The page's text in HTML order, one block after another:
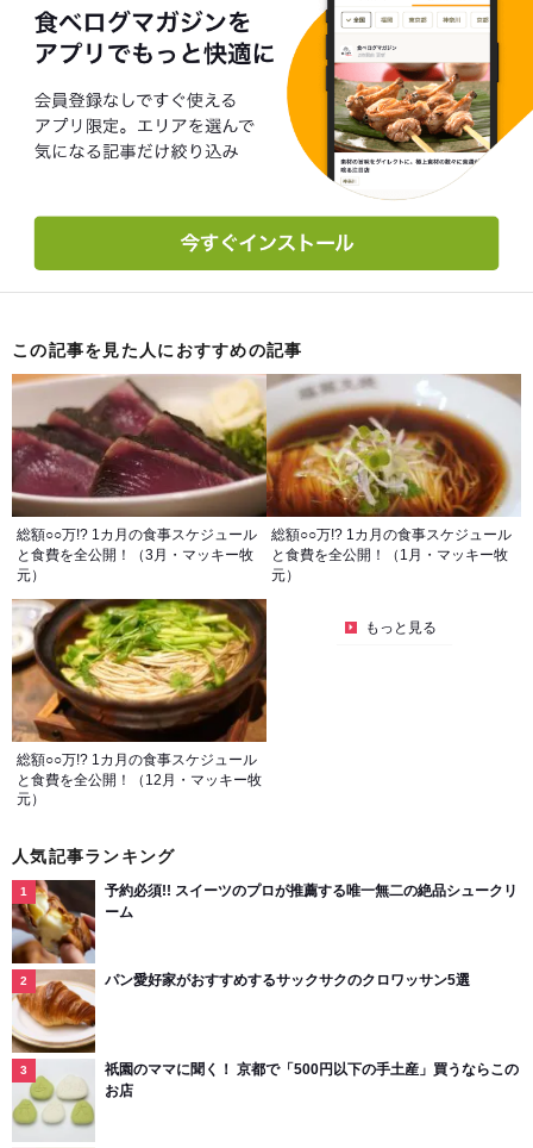
この記事を見た人におすすめの記事
総額○○万!? 1カ月の食事スケジュール
と食費を全公開！（3月・マッキー牧
元）
総額○○万!? 1カ月の食事スケジュール
と食費を全公開！（1月・マッキー牧
元）
総額○○万!? 1カ月の食事スケジュール
と食費を全公開！（12月・マッキー牧
元）
もっと見る
人気記事ランキング
予約必須!! スイーツのプロが推薦する唯一無二の絶品シュークリ
ーム
パン愛好家がおすすめするサックサクのクロワッサン5選
祇園のママに聞く！ 京都で「500円以下の手土産」買うならこの
お店